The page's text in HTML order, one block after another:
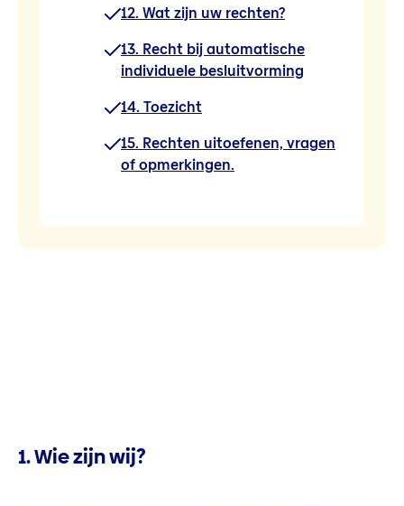
12. Wat zijn uw rechten?
13. Recht bij automatische
individuele besluitvorming
14. Toezicht
15. Rechten uitoefenen, vragen
of opmerkingen.
1. Wie zijn wij?